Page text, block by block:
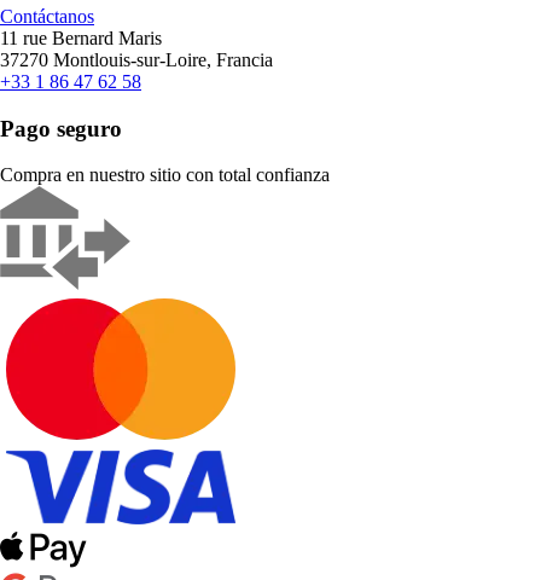
Contáctanos
11 rue Bernard Maris
37270 Montlouis-sur-Loire, Francia
+33 1 86 47 62 58
Pago seguro
Compra en nuestro sitio con total confianza